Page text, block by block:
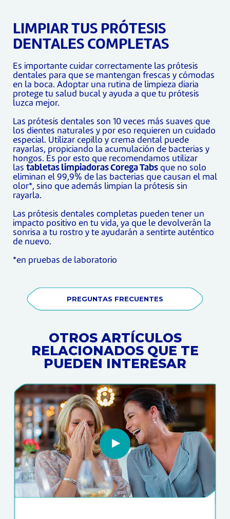
LIMPIAR TUS PRÓTESIS
DENTALES COMPLETAS
Es importante cuidar correctamente las prótesis
dentales para que se mantengan frescas y cómodas
en la boca. Adoptar una rutina de limpieza diaria
protege tu salud bucal y ayuda a que tu prótesis
luzca mejor.
Las prótesis dentales son 10 veces más suaves que
los dientes naturales y por eso requieren un cuidado
especial. Utilizar cepillo y crema dental puede
rayarlas, propiciando la acumulación de bacterias y
hongos. Es por esto que recomendamos utilizar
las tabletas limpiadoras Corega Tabs que no solo
eliminan el 99,9% de las bacterias que causan el mal
olor*, sino que además limpian la prótesis sin
rayarla.
Las prótesis dentales completas pueden tener un
impacto positivo en tu vida, ya que le devolverán la
sonrisa a tu rostro y te ayudarán a sentirte auténtico
de nuevo.
*en pruebas de laboratorio
PREGUNTAS FRECUENTES
OTROS ARTÍCULOS
RELACIONADOS QUE TE
PUEDEN INTERESAR